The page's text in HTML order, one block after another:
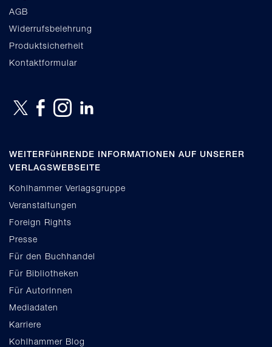
AGB
Widerrufsbelehrung
Produktsicherheit
Kontaktformular
WEITERFüHRENDE INFORMATIONEN AUF UNSERER
VERLAGSWEBSEITE
Kohlhammer Verlagsgruppe
Veranstaltungen
Foreign Rights
Presse
Für den Buchhandel
Für Bibliotheken
Für AutorInnen
Mediadaten
Karriere
Kohlhammer Blog